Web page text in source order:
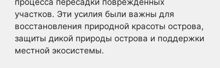
процесса пересадки поврежденных
участков. Эти усилия были важны для
восстановления природной красоты острова,
защиты дикой природы острова и поддержки
местной экосистемы.